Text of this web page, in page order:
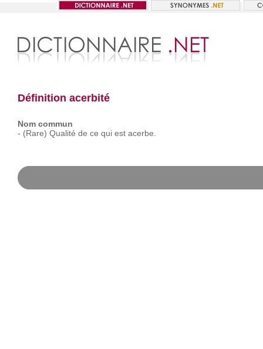
Définition acerbité
Nom commun
- (Rare) Qualité de ce qui est acerbe.